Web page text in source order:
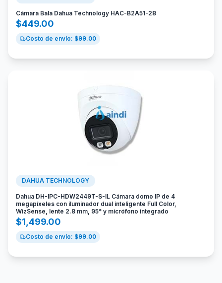
Cámara Bala Dahua Technology HAC-B2A51-28
$449.00
Costo de envío: $99.00
DAHUA TECHNOLOGY
Dahua DH-IPC-HDW2449T-S-IL Cámara domo IP de 4
megapíxeles con iluminador dual inteligente Full Color,
WizSense, lente 2.8 mm, 95° y micrófono integrado
$1,499.00
Costo de envío: $99.00